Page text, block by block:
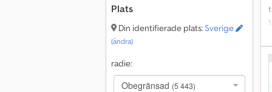
Plats
Din identifierade plats:Sverige
(ändra)
radie:
Obegränsad (5 443)